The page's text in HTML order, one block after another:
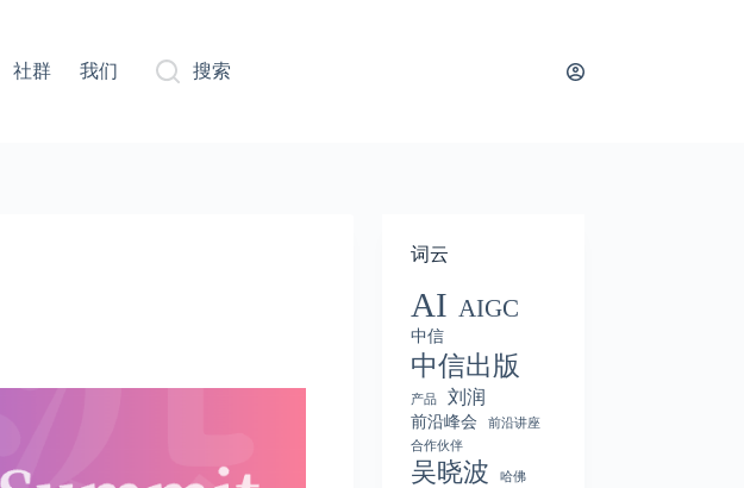
社群 我们 搜索
词云
AI AIGC
中信
中信出版
产品 刘润
前沿峰会
前沿讲座
合作伙伴
吴晓波
哈佛